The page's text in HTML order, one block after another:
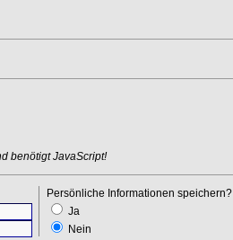
benötigt JavaScript!
Persönliche Informationen speichern?
Ja
Nein